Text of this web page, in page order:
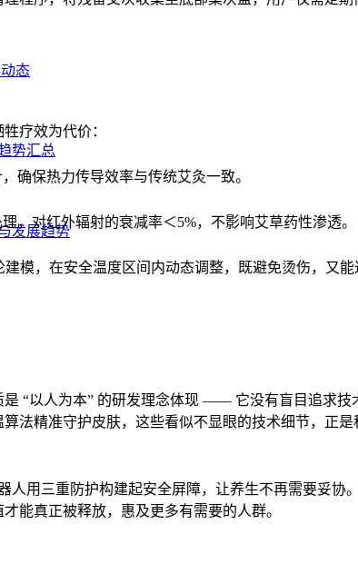
态
势汇总
发展趋势
疗效为代价：
确保热力传导效率与传统艾灸一致。
，对红外辐射的衰减率＜5%，不影响艾草药性渗透。
模，在安全温度区间内动态调整，既避免烫伤，又
“以人为本” 的研发理念体现 —— 它没有盲目追求
法精准守护皮肤，这些看似不显眼的技术细节，正
人用三重防护构建起安全屏障，让养生不再需要妥
能真正被释放，惠及更多有需要的人群。